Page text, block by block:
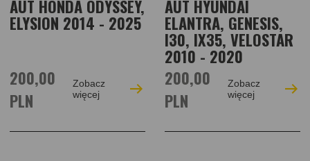
AUT HONDA ODYSSEY,
ELYSION 2014 - 2025
200,00
PLN
Zobacz
więcej
AUT HYUNDAI
ELANTRA, GENESIS,
I30, IX35, VELOSTAR
2010 - 2020
200,00
PLN
Zobacz
więcej